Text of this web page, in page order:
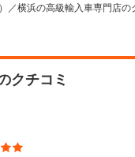
／横浜の高級輸入車専門店の
クチコミ